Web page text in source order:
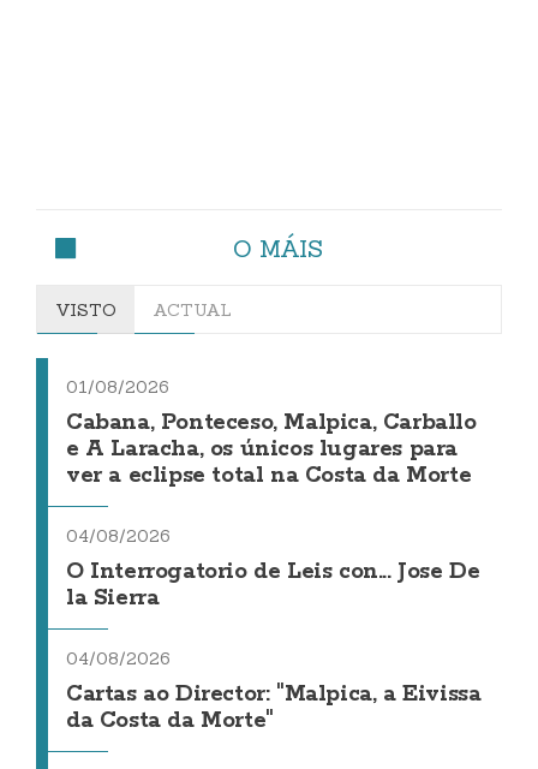
O MÁIS
VISTO ACTUAL
01/08/2026
Cabana, Ponteceso, Malpica, Carballo
e A Laracha, os únicos lugares para
ver a eclipse total na Costa da Morte
04/08/2026
O Interrogatorio de Leis con... Jose De
la Sierra
04/08/2026
Cartas ao Director: "Malpica, a Eivissa
da Costa da Morte"